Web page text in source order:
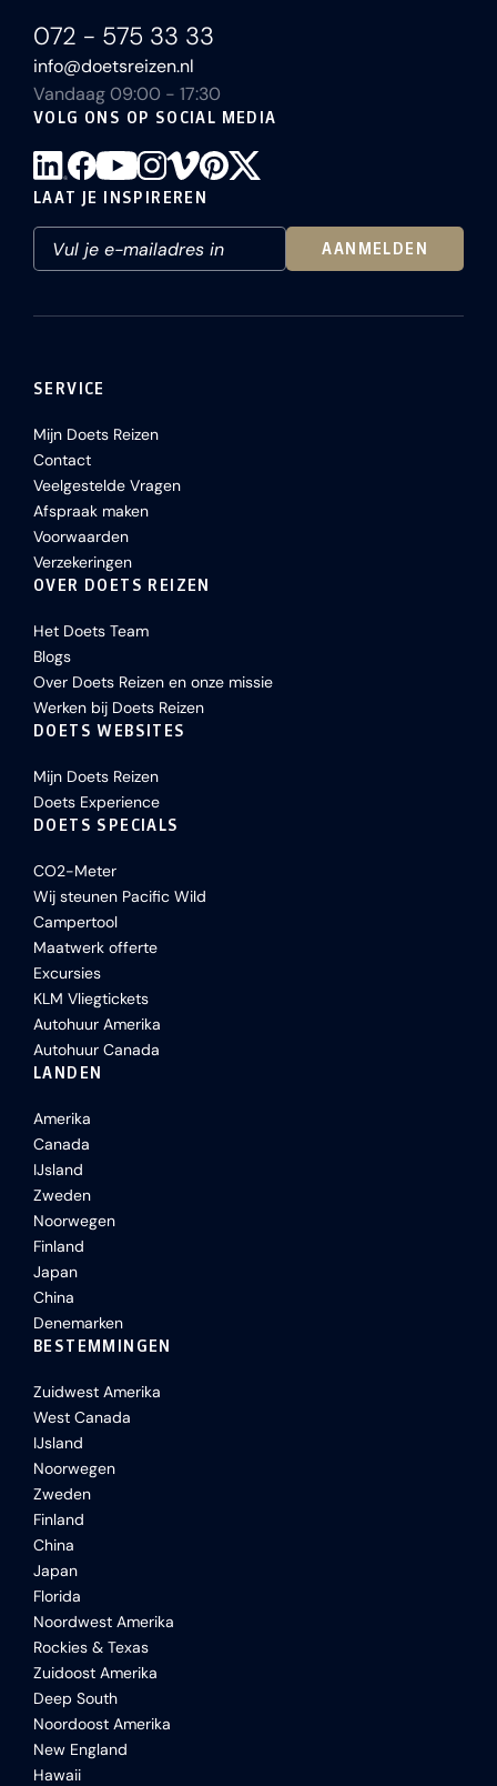
072 - 575 33 33
info@doetsreizen.nl
Vandaag 09:00 - 17:30
VOLG ONS OP SOCIAL MEDIA
LAAT JE INSPIREREN
AANMELDEN
SERVICE
Mijn Doets Reizen
Contact
Veelgestelde Vragen
Afspraak maken
Voorwaarden
Verzekeringen
OVER DOETS REIZEN
Het Doets Team
Blogs
Over Doets Reizen en onze missie
Werken bij Doets Reizen
DOETS WEBSITES
Mijn Doets Reizen
Doets Experience
DOETS SPECIALS
CO2-Meter
Wij steunen Pacific Wild
Campertool
Maatwerk offerte
Excursies
KLM Vliegtickets
Autohuur Amerika
Autohuur Canada
LANDEN
Amerika
Canada
IJsland
Zweden
Noorwegen
Finland
Japan
China
Denemarken
BESTEMMINGEN
Zuidwest Amerika
West Canada
IJsland
Noorwegen
Zweden
Finland
China
Japan
Florida
Noordwest Amerika
Rockies & Texas
Zuidoost Amerika
Deep South
Noordoost Amerika
New England
Hawaii